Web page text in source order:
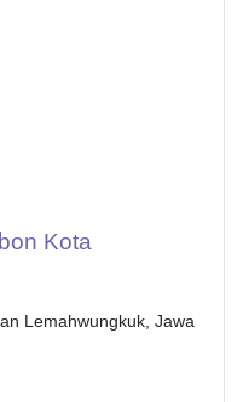
Kota
Lemahwungkuk, Jawa